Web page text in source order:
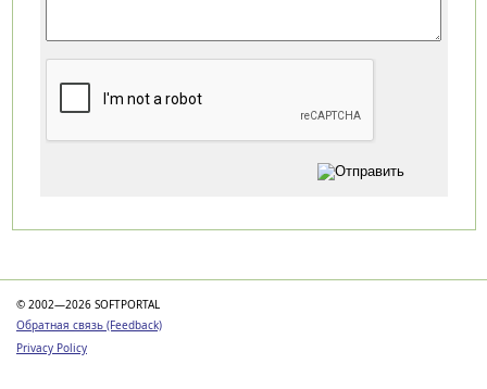
© 2002—2026 SOFTPORTAL
Обратная связь (Feedback)
Privacy Policy